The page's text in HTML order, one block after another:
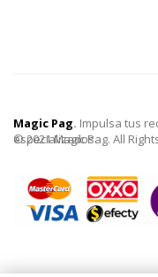
Magic Pag. Impulsa tus
especializados.
© 2021 Magic Pag. All